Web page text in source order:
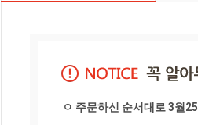
ㅇ 주문하신 순서대로 3월